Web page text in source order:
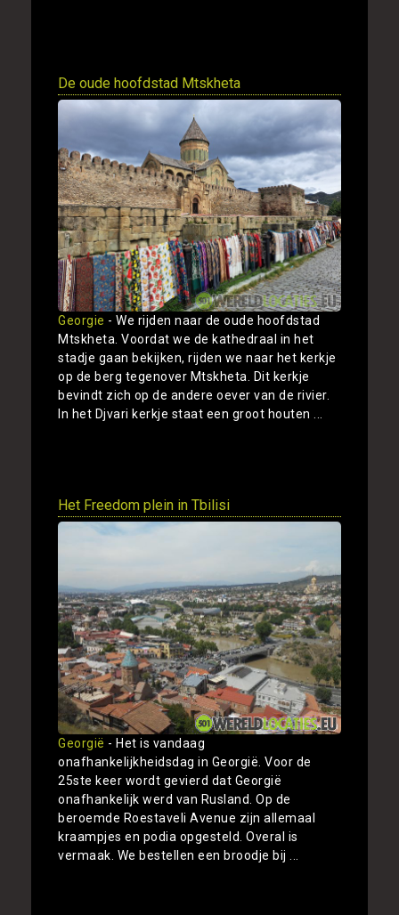
De oude hoofdstad Mtskheta
Georgie - We rijden naar de oude hoofdstad
Mtskheta. Voordat we de kathedraal in het
stadje gaan bekijken, rijden we naar het kerkje
op de berg tegenover Mtskheta. Dit kerkje
bevindt zich op de andere oever van de rivier.
In het Djvari kerkje staat een groot houten ...
Het Freedom plein in Tbilisi
Georgië - Het is vandaag
onafhankelijkheidsdag in Georgië. Voor de
25ste keer wordt gevierd dat Georgië
onafhankelijk werd van Rusland. Op de
beroemde Roestaveli Avenue zijn allemaal
kraampjes en podia opgesteld. Overal is
vermaak. We bestellen een broodje bij ...